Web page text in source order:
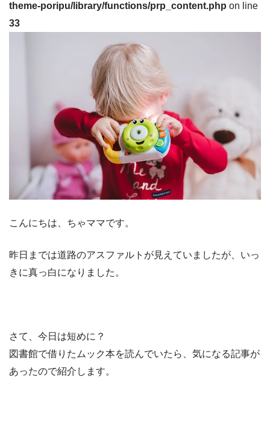
theme-poripu/library/functions/prp_content.php on line
33
こんにちは、ちゃママです。
昨日までは道路のアスファルトが見えていましたが、いっ
きに真っ白になりました。
さて、今日は短めに？
図書館で借りたムック本を読んでいたら、気になる記事が
あったので紹介します。